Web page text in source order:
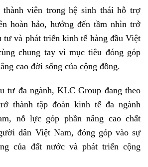
thành viên trong hệ sinh thái hỗ trợ
hoàn hảo, hướng đến tầm nhìn trở
tư và phát triển kinh tế hàng đầu Việt
chung tay vì mục tiêu đóng góp
cao đời sống của cộng đồng.
tư đa ngành, KLC Group đang theo
thành tập đoàn kinh tế đa ngành
nỗ lực góp phần nâng cao chất
dân Việt Nam, đóng góp vào sự
của đất nước và phát triển cộng